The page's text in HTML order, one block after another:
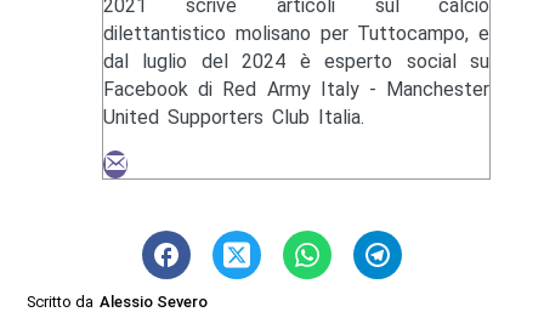
2021 scrive articoli sul calcio
dilettantistico molisano per Tuttocampo, e
dal luglio del 2024 è esperto social su
Facebook di Red Army Italy - Manchester
United Supporters Club Italia.
Scritto da Alessio Severo